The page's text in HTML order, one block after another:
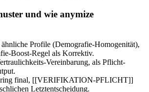
und wie anymize
Profile (Demografie-Homogenität),
Boost-Regel als Korrektiv.
Vereinbarung, als Pflicht-
final, [[VERIFIKATION-PFLICHT]]
Letztentscheidung.